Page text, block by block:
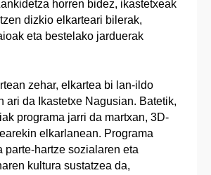
horren bidez, ikastetxeak
dizkio elkarteari bilerak,
eta bestelako jarduerak
zehar, elkartea bi lan-ildo
ari da Ikastetxe Nagusian. Batetik,
programa jarri da martxan, 3D-
elkarlanean. Programa
parte-hartze sozialaren eta
kultura sustatzea da,